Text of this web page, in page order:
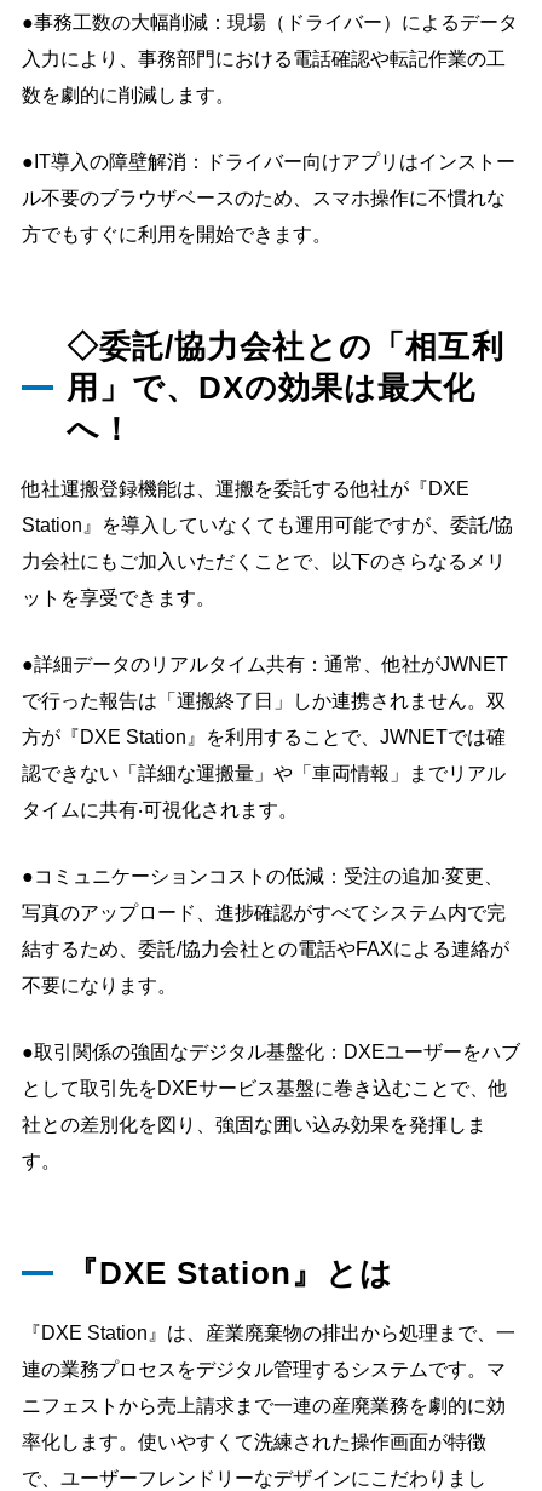
●事務工数の大幅削減：現場（ドライバー）によるデータ
入力により、事務部門における電話確認や転記作業の工
数を劇的に削減します。
●IT導入の障壁解消：ドライバー向けアプリはインストー
ル不要のブラウザベースのため、スマホ操作に不慣れな
方でもすぐに利用を開始できます。
◇委託/協力会社との「相互利
用」で、DXの効果は最大化
へ！
他社運搬登録機能は、運搬を委託する他社が『DXE
Station』を導入していなくても運用可能ですが、委託/協
力会社にもご加入いただくことで、以下のさらなるメリ
ットを享受できます。
●詳細データのリアルタイム共有：通常、他社がJWNET
で行った報告は「運搬終了日」しか連携されません。双
方が『DXE Station』を利用することで、JWNETでは確
認できない「詳細な運搬量」や「車両情報」までリアル
タイムに共有‧可視化されます。
●コミュニケーションコストの低減：受注の追加‧変更、
写真のアップロード、進捗確認がすべてシステム内で完
結するため、委託/協力会社との電話やFAXによる連絡が
不要になります。
●取引関係の強固なデジタル基盤化：DXEユーザーをハブ
として取引先をDXEサービス基盤に巻き込むことで、他
社との差別化を図り、強固な囲い込み効果を発揮しま
す。
『DXE Station』とは
『DXE Station』は、産業廃棄物の排出から処理まで、一
連の業務プロセスをデジタル管理するシステムです。マ
ニフェストから売上請求まで一連の産廃業務を劇的に効
率化します。使いやすくて洗練された操作画面が特徴
で、ユーザーフレンドリーなデザインにこだわりまし